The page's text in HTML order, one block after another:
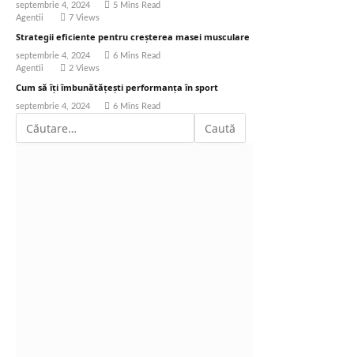
septembrie 4, 2024
5 Mins Read
Agentii
7 Views
Strategii eficiente pentru creșterea masei musculare
septembrie 4, 2024
6 Mins Read
Agentii
2 Views
Cum să îți îmbunătățești performanța în sport
septembrie 4, 2024 6 Mins Read